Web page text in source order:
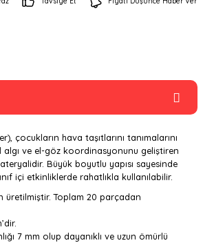
çocukların hava taşıtlarını tanımalarını
ve el-göz koordinasyonunu geliştiren
Büyük boyutlu yapısı sayesinde
içi etkinliklerde rahatlıkla kullanılabilir.
üretilmiştir. Toplam 20 parçadan
7 mm olup dayanıklı ve uzun ömürlü